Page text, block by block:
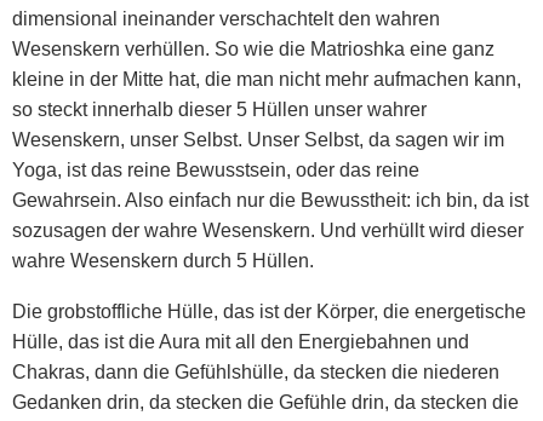
dimensional ineinander verschachtelt den wahren
Wesenskern verhüllen. So wie die Matrioshka eine ganz
kleine in der Mitte hat, die man nicht mehr aufmachen kann,
so steckt innerhalb dieser 5 Hüllen unser wahrer
Wesenskern, unser Selbst. Unser Selbst, da sagen wir im
Yoga, ist das reine Bewusstsein, oder das reine
Gewahrsein. Also einfach nur die Bewusstheit: ich bin, da ist
sozusagen der wahre Wesenskern. Und verhüllt wird dieser
wahre Wesenskern durch 5 Hüllen.
Die grobstoffliche Hülle, das ist der Körper, die energetische
Hülle, das ist die Aura mit all den Energiebahnen und
Chakras, dann die Gefühlshülle, da stecken die niederen
Gedanken drin, da stecken die Gefühle drin, da stecken die